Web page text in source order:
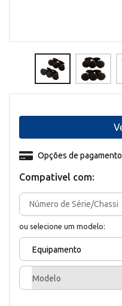
Compativel com:
ou selecione um modelo:
Equipamento
Modelo
Opções de pagamento